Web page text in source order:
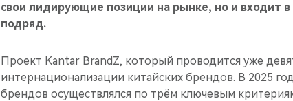
свои лидирующие позиции на рынке, но и входит
подряд.
Проект Kantar BrandZ, который проводится уже
интернационализации китайских брендов. В 2025
брендов осуществлялся по трём ключевым